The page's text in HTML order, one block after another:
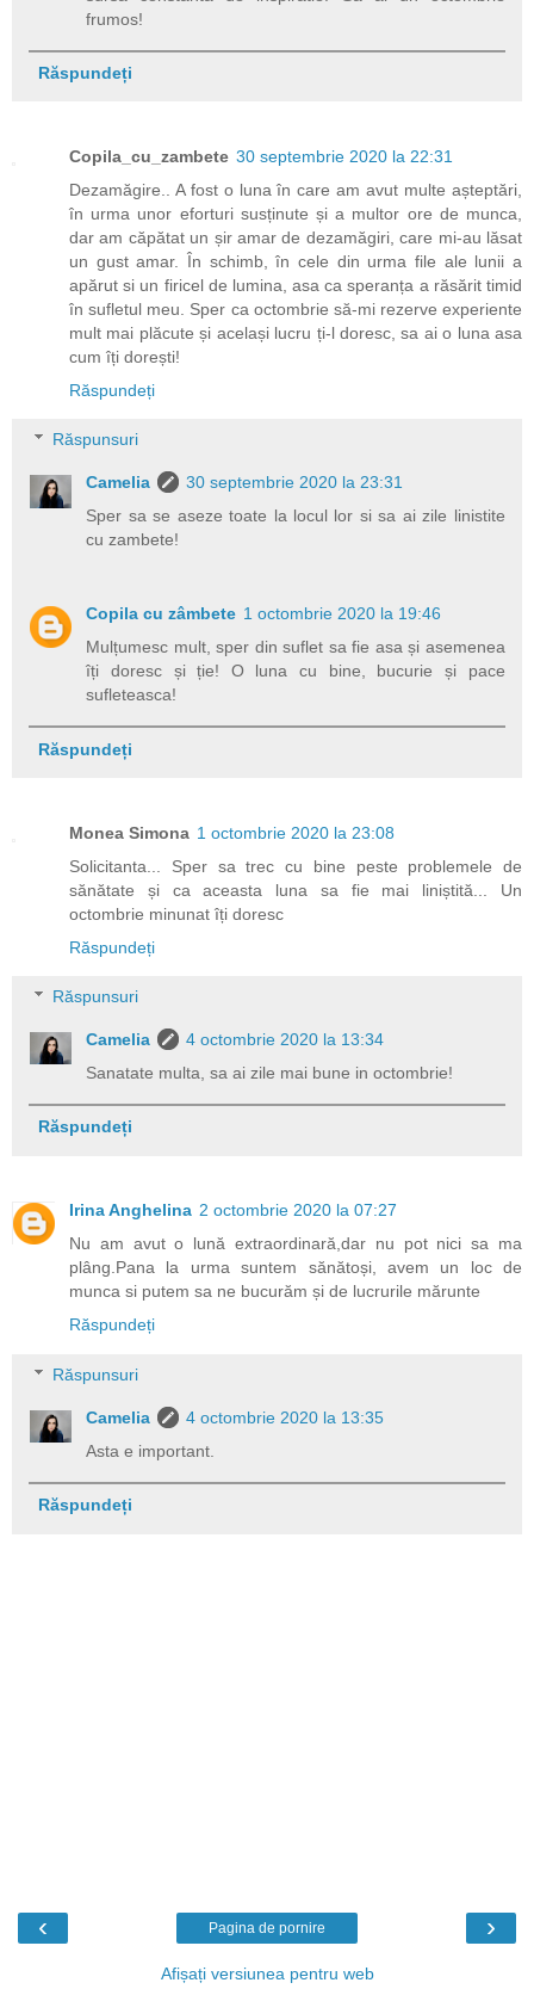
frumos!
Răspundeți
Copila_cu_zambete 30 septembrie 2020 la 22:31
Dezamăgire.. A fost o luna în care am avut multe așteptări,
în urma unor eforturi susținute și a multor ore de munca,
dar am căpătat un șir amar de dezamăgiri, care mi-au lăsat
un gust amar. În schimb, în cele din urma file ale lunii a
apărut si un firicel de lumina, asa ca speranța a răsărit timid
în sufletul meu. Sper ca octombrie să-mi rezerve experiente
mult mai plăcute și același lucru ți-l doresc, sa ai o luna asa
cum îți dorești!
Răspundeți
Răspunsuri
Camelia
30 septembrie 2020 la 23:31
Sper sa se aseze toate la locul lor si sa ai zile linistite
cu zambete!
Copila cu zâmbete 1 octombrie 2020 la 19:46
Mulțumesc mult, sper din suflet sa fie asa și asemenea
îți doresc și ție! O luna cu bine, bucurie și pace
sufleteasca!
Răspundeți
Monea Simona 1 octombrie 2020 la 23:08
Solicitanta... Sper sa trec cu bine peste problemele de
sănătate și ca aceasta luna sa fie mai liniștită... Un
octombrie minunat îți doresc
Răspundeți
Răspunsuri
Camelia
4 octombrie 2020 la 13:34
Sanatate multa, sa ai zile mai bune in octombrie!
Răspundeți
Irina Anghelina 2 octombrie 2020 la 07:27
Nu am avut o lună extraordinară,dar nu pot nici sa ma
plâng.Pana la urma suntem sănătoși, avem un loc de
munca si putem sa ne bucurăm și de lucrurile mărunte
Răspundeți
Răspunsuri
Camelia
4 octombrie 2020 la 13:35
Asta e important.
Răspundeți
‹ ›
Pagina de pornire
Afișați versiunea pentru web